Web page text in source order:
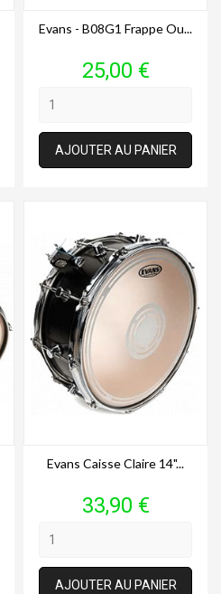
Evans - B08G1 Frappe Ou...
Prix
25,00 €
AJOUTER AU PANIER
Evans Caisse Claire 14"...
Prix
33,90 €
AJOUTER AU PANIER